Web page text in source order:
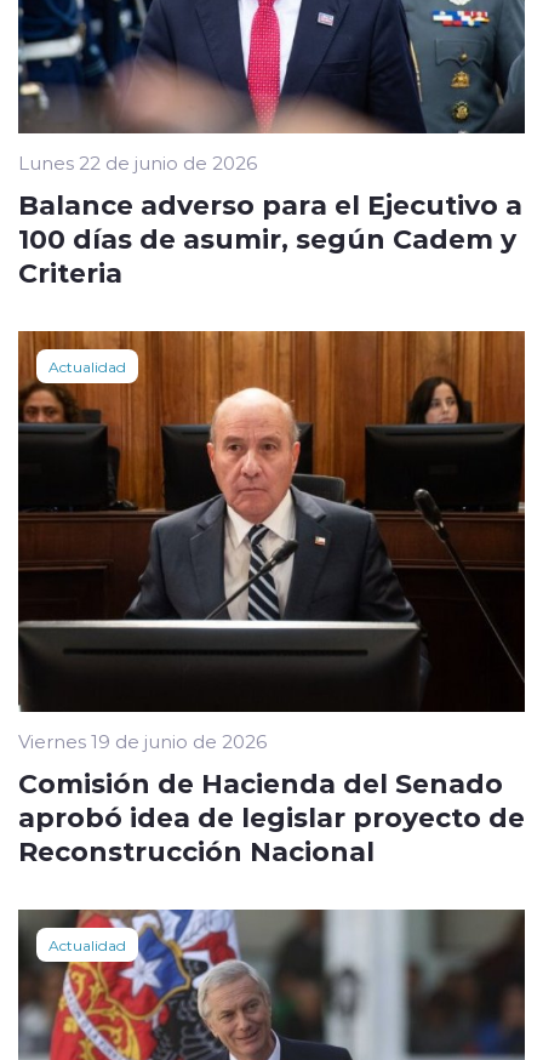
Lunes 22 de junio de 2026
Balance adverso para el Ejecutivo a
100 días de asumir, según Cadem y
Criteria
Actualidad
Viernes 19 de junio de 2026
Comisión de Hacienda del Senado
aprobó idea de legislar proyecto de
Reconstrucción Nacional
Actualidad